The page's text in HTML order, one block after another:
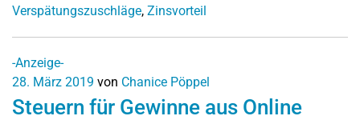
Verspätungszuschläge, Zinsvorteil
-Anzeige-
28. März 2019 von Chanice Pöppel
Steuern für Gewinne aus Online